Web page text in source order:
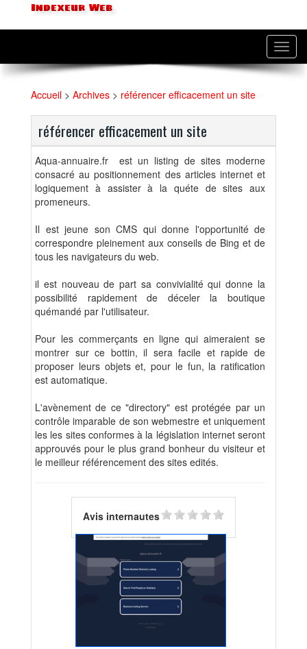
Indexeur Web
Accueil > Archives > référencer efficacement un site
référencer efficacement un site
Aqua-annuaire.fr est un listing de sites moderne
consacré au positionnement des articles internet et
logiquement à assister à la quéte de sites aux
promeneurs.
Il est jeune son CMS qui donne l'opportunité de
correspondre pleinement aux conseils de Bing et de
tous les navigateurs du web.
il est nouveau de part sa convivialité qui donne la
possibilité rapidement de déceler la boutique
quémandé par l'utilisateur.
Pour les commerçants en ligne qui aimeraient se
montrer sur ce bottin, il sera facile et rapide de
proposer leurs objets et, pour le fun, la ratification
est automatique.
L'avènement de ce "directory" est protégée par un
contrôle imparable de son webmestre et uniquement
les les sites conformes à la législation internet seront
approuvés pour le plus grand bonheur du visiteur et
le meilleur référencement des sites edités.
Avis internautes